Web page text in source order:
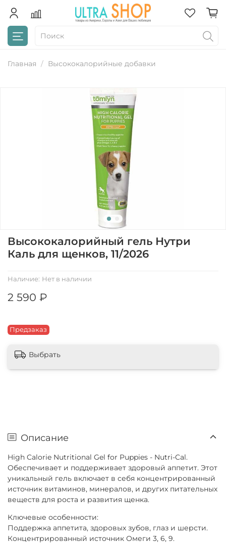
Главная Высококалорийные добавки
Наличие: Нет в наличии
Предзаказ
Высококалорийный гель Нутри
Каль для щенков, 11/2026
2 590 ₽
Выбрать
Описание
High Calorie Nutritional Gel for Puppies - Nutri-Cal.
Обеспечивает и поддерживает здоровый аппетит. Этот
уникальный гель включает в себя концентрированный
источник витаминов, минералов, и других питательных
веществ для роста и развития щенка.
Ключевые особенности:
Поддержка аппетита, здоровых зубов, глаз и шерсти.
Концентрированный источник Омеги 3, 6, 9.